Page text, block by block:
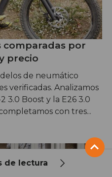
de lectura
comparadas por
precio
de neumático
verificadas. Analizamos
3.0 Boost y la E26 3.0
con tres...